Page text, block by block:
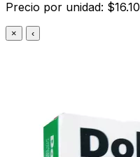
Precio por unidad: $16.10
× ‹